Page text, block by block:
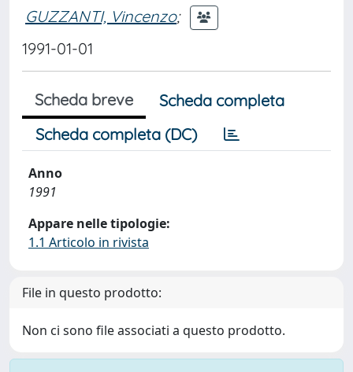
GUZZANTI, Vincenzo;
1991-01-01
Scheda breve
Scheda completa
Scheda completa (DC)
Anno
1991
Appare nelle tipologie:
1.1 Articolo in rivista
File in questo prodotto:
Non ci sono file associati a questo prodotto.